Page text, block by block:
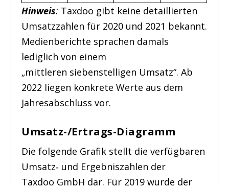
Hinweis: Taxdoo gibt keine detaillierten
Umsatzzahlen für 2020 und 2021 bekannt.
Medienberichte sprachen damals
lediglich von einem
„mittleren siebenstelligen Umsatz“. Ab
2022 liegen konkrete Werte aus dem
Jahresabschluss vor.
Umsatz-/Ertrags-Diagramm
Die folgende Grafik stellt die verfügbaren
Umsatz‑ und Ergebniszahlen der
Taxdoo GmbH dar. Für 2019 wurde der